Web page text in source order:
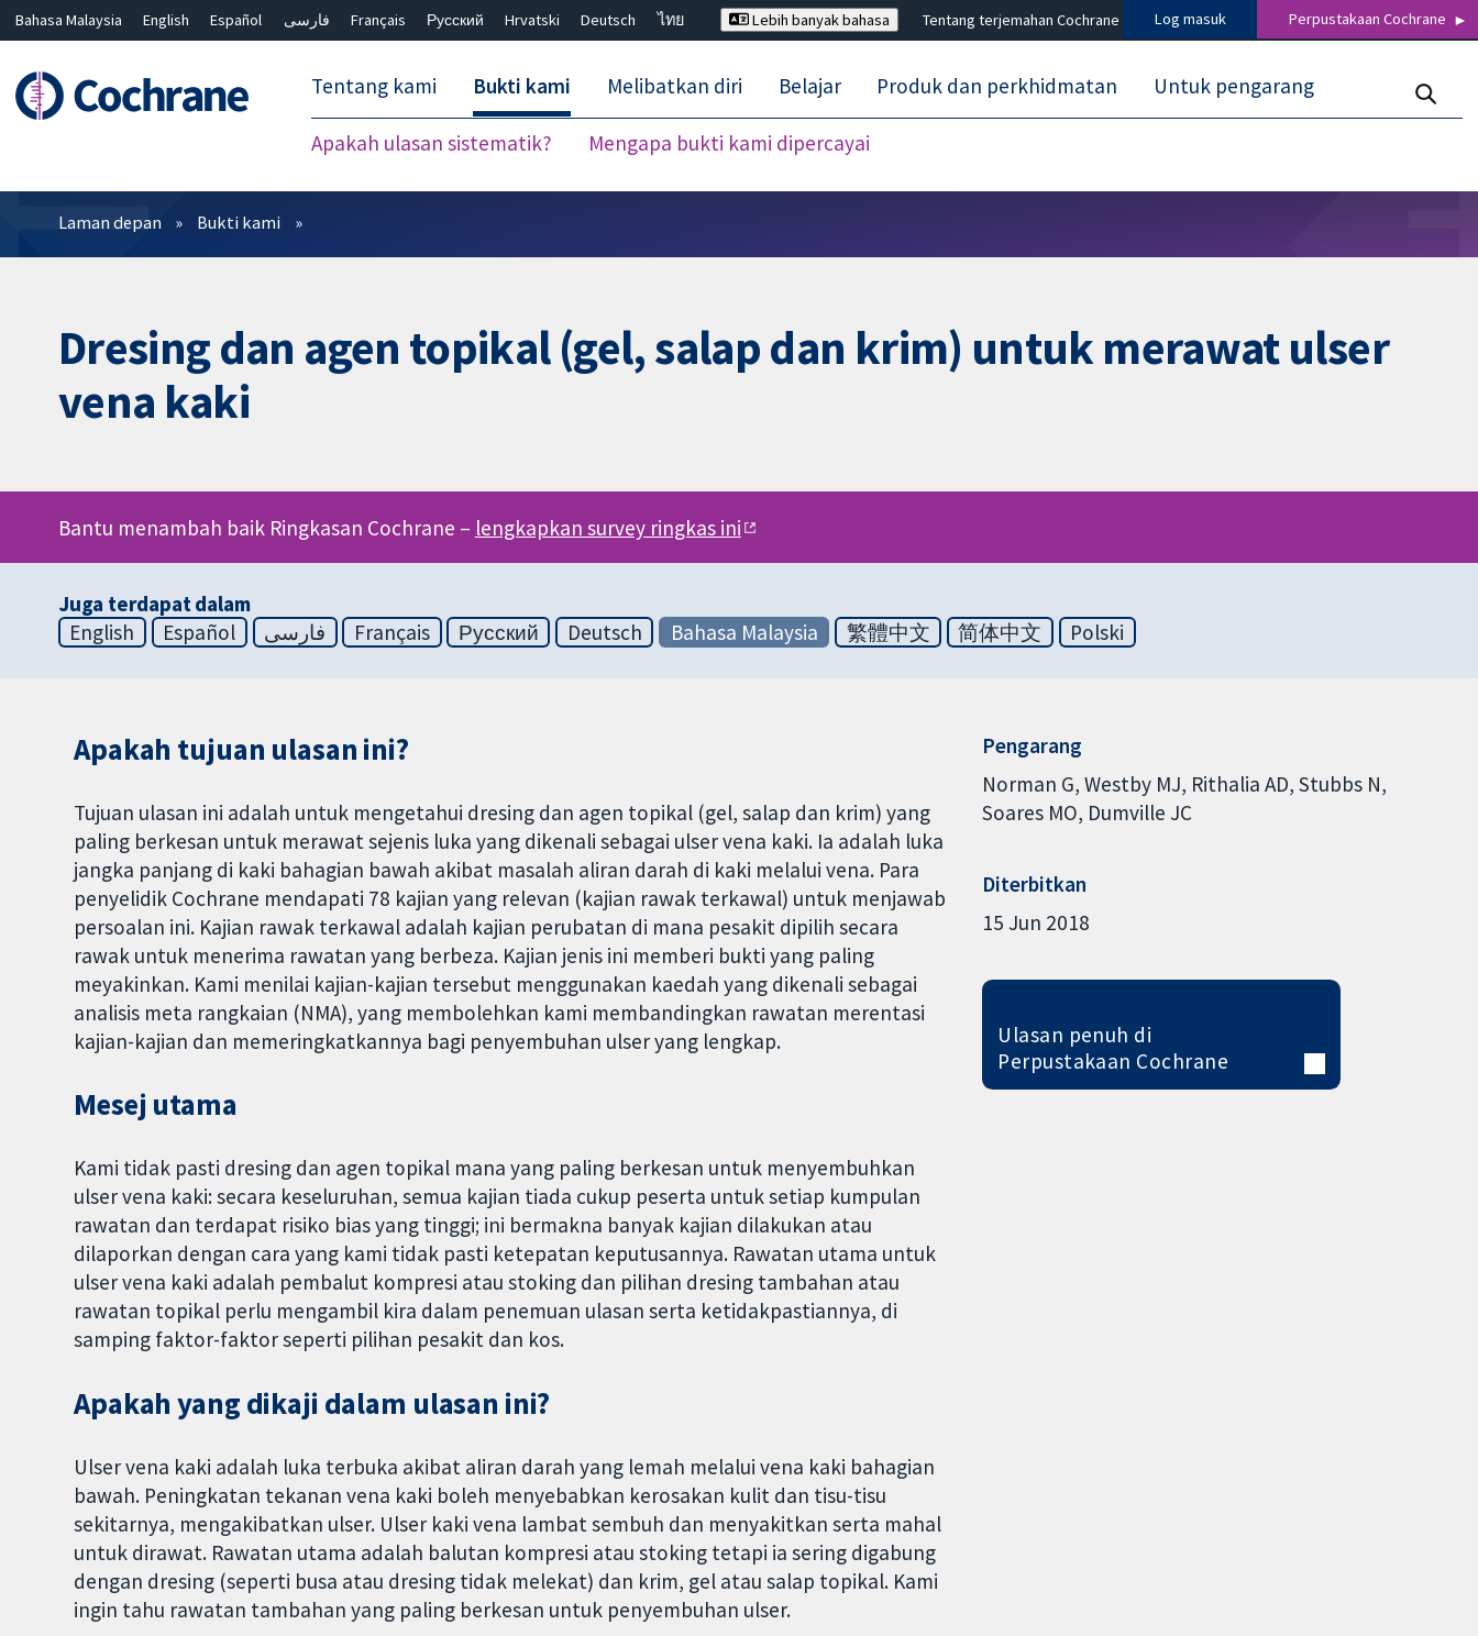
Bahasa Malaysia English Español فارسی Français Русский Hrvatski Deutsch
ไทย
Lebih banyak bahasa Tentang terjemahan Cochrane Log masuk Perpustakaan Cochrane
Tentang kami Bukti kami
Apakah ulasan sistematik? Mengapa bukti kami dipercayai
Melibatkan diri Belajar Produk dan perkhidmatan Untuk pengarang
Penapis
Laman depan Bukti kami
Dresing dan agen topikal (gel, salap dan krim) untuk merawat ulser
vena kaki
Bantu menambah baik Ringkasan Cochrane – lengkapkan survey ringkas ini
Juga terdapat dalam
English
Español فارسی Français Русский Deutsch Bahasa Malaysia 繁體中文 简体中文 Polski
Apakah tujuan ulasan ini?
Tujuan ulasan ini adalah untuk mengetahui dresing dan agen topikal (gel, salap dan krim) yang
paling berkesan untuk merawat sejenis luka yang dikenali sebagai ulser vena kaki. Ia adalah luka
jangka panjang di kaki bahagian bawah akibat masalah aliran darah di kaki melalui vena. Para
penyelidik Cochrane mendapati 78 kajian yang relevan (kajian rawak terkawal) untuk menjawab
persoalan ini. Kajian rawak terkawal adalah kajian perubatan di mana pesakit dipilih secara
rawak untuk menerima rawatan yang berbeza. Kajian jenis ini memberi bukti yang paling
meyakinkan. Kami menilai kajian-kajian tersebut menggunakan kaedah yang dikenali sebagai
analisis meta rangkaian (NMA), yang membolehkan kami membandingkan rawatan merentasi
kajian-kajian dan memeringkatkannya bagi penyembuhan ulser yang lengkap.
Mesej utama
Kami tidak pasti dresing dan agen topikal mana yang paling berkesan untuk menyembuhkan
ulser vena kaki: secara keseluruhan, semua kajian tiada cukup peserta untuk setiap kumpulan
rawatan dan terdapat risiko bias yang tinggi; ini bermakna banyak kajian dilakukan atau
dilaporkan dengan cara yang kami tidak pasti ketepatan keputusannya. Rawatan utama untuk
ulser vena kaki adalah pembalut kompresi atau stoking dan pilihan dresing tambahan atau
rawatan topikal perlu mengambil kira dalam penemuan ulasan serta ketidakpastiannya, di
samping faktor-faktor seperti pilihan pesakit dan kos.
Apakah yang dikaji dalam ulasan ini?
Ulser vena kaki adalah luka terbuka akibat aliran darah yang lemah melalui vena kaki bahagian
bawah. Peningkatan tekanan vena kaki boleh menyebabkan kerosakan kulit dan tisu-tisu
sekitarnya, mengakibatkan ulser. Ulser kaki vena lambat sembuh dan menyakitkan serta mahal
untuk dirawat. Rawatan utama adalah balutan kompresi atau stoking tetapi ia sering digabung
dengan dresing (seperti busa atau dresing tidak melekat) dan krim, gel atau salap topikal. Kami
ingin tahu rawatan tambahan yang paling berkesan untuk penyembuhan ulser.
Pengarang
Norman G Westby MJ Rithalia AD Stubbs N
Soares MO Dumville JC
Diterbitkan
15 Jun 2018
Ulasan penuh di
Perpustakaan Cochrane